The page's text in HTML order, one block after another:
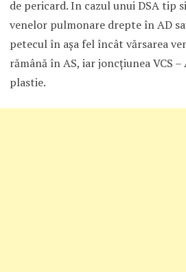
de pericard. In cazul unui DSA tip
venelor pulmonare drepte în AD
petecul în aşa fel încât vărsarea
rămână în AS, iar joncţiunea VCS
plastie.